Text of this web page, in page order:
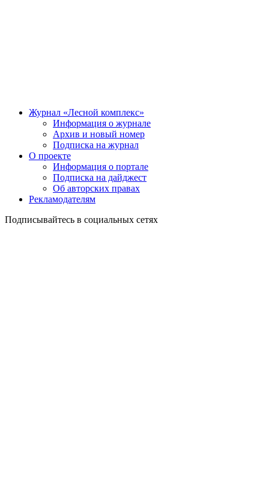
Журнал «Лесной комплекс»
Информация о журнале
Архив и новый номер
Подписка на журнал
О проекте
Информация о портале
Подписка на дайджест
Об авторских правах
Рекламодателям
Подписывайтесь в социальных сетях